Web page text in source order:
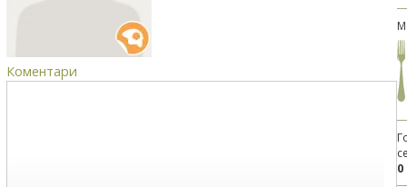
Коментари
0